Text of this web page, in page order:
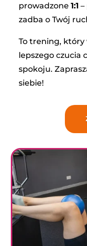
prowadzone 1:1
zadba o Twój
To trening, który
lepszego czucia
spokoju.
siebie!